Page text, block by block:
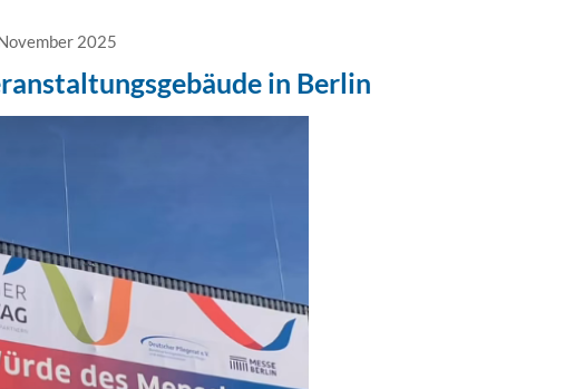
2025
in Berlin